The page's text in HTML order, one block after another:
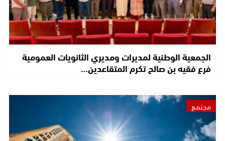
الجمعية الوطنية لمديرات ومديري الثانويات العمومية
فرع فقيه بن صالح تكرم المتقاعدين…
مجتمع